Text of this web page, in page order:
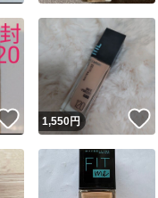
いいね！
1,550円